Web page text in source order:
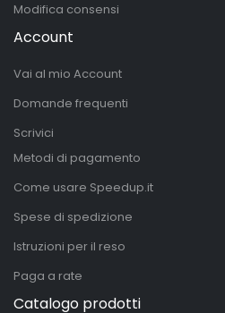
Modifica consensi
Account
Vai al mio Account
Domande frequenti
Scrivici
Metodi di pagamento
Come usare Speedup.it
Spese di spedizione
Istruzioni per il reso
Paga a rate
Catalogo prodotti